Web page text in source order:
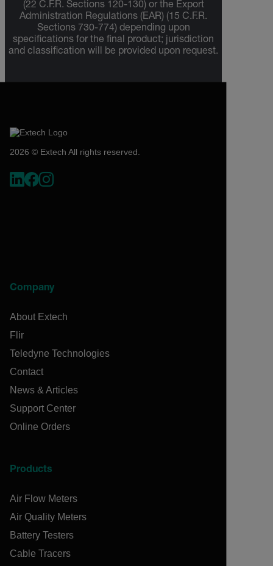
(22 C.F.R. Sections 120-130) or the Export
Administration Regulations (EAR) (15 C.F.R.
Sections 730-774) depending upon
specifications for the final product; jurisdiction
and classification will be provided upon request.
2026 © Extech All rights reserved.
Company
About Extech
Flir
Teledyne Technologies
Contact
News & Articles
Support Center
Online Orders
Products
Air Flow Meters
Air Quality Meters
Battery Testers
Cable Tracers